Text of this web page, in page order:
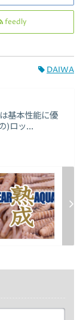
feedly
DAIWA
基本性能に優
)ロッ...